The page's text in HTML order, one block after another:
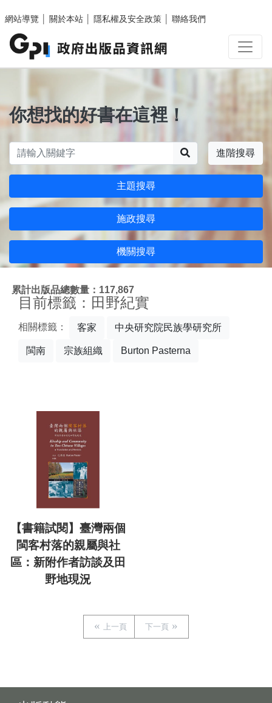
網站導覽
關於本站 隱私權及安全政策 聯絡我們
你想找的好書在這裡！
進階搜尋
主題搜尋
施政搜尋
機關搜尋
累計出版品總數量：117,867
目前標籤：田野紀實
相關標籤： 客家 中央研究院民族學研究所
閩南 宗族組織 Burton Pasterna
【書籍試閱】臺灣兩個
閩客村落的親屬與社
區：新附作者訪談及田
野地現況
上一頁 下一頁